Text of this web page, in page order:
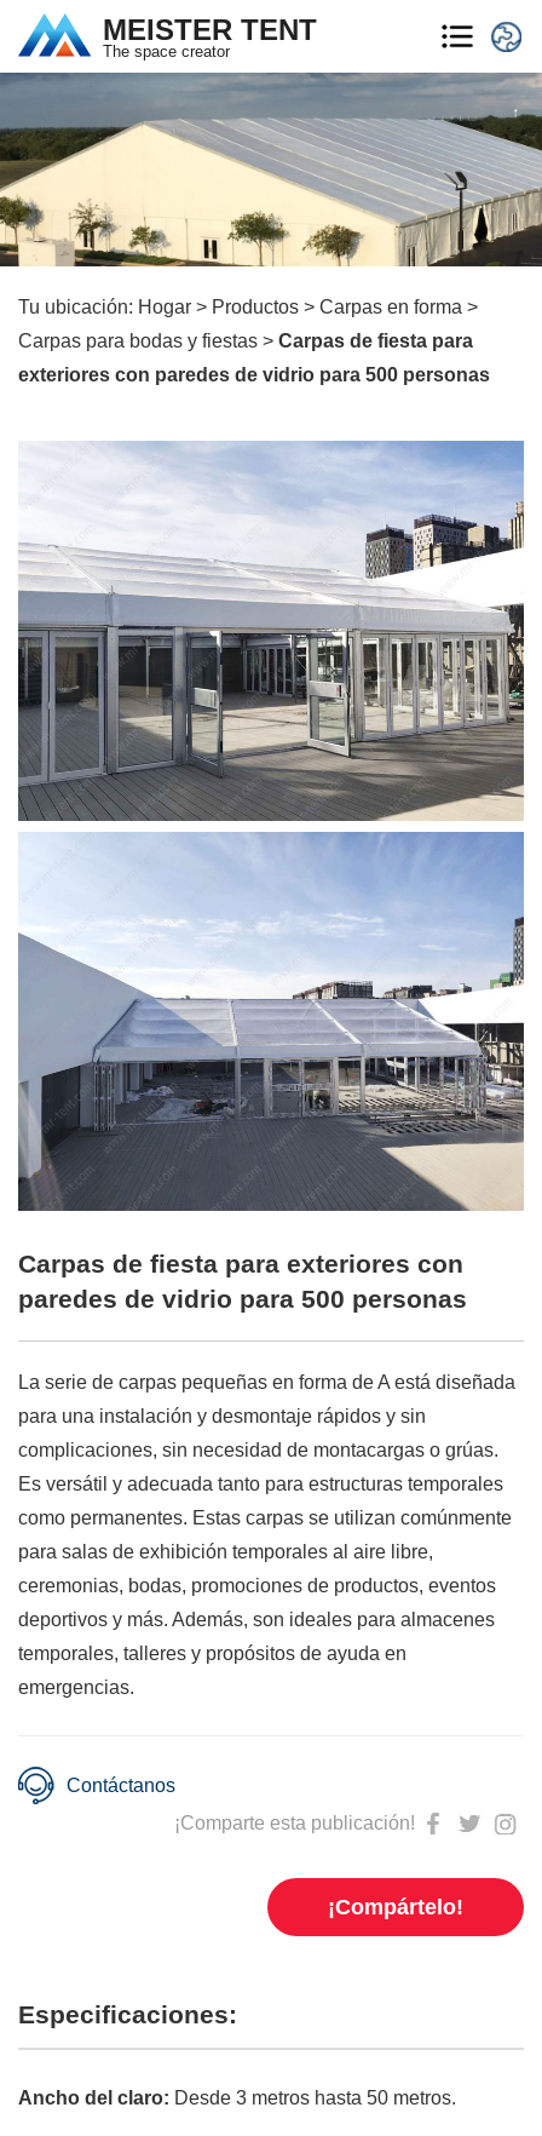
MEISTER TENT
The space creator
Tu ubicación: Hogar > Productos > Carpas en forma >
Carpas para bodas y fiestas > Carpas de fiesta para
exteriores con paredes de vidrio para 500 personas
Carpas de fiesta para exteriores con
paredes de vidrio para 500 personas
La serie de carpas pequeñas en forma de A está diseñada
para una instalación y desmontaje rápidos y sin
complicaciones, sin necesidad de montacargas o grúas.
Es versátil y adecuada tanto para estructuras temporales
como permanentes. Estas carpas se utilizan comúnmente
para salas de exhibición temporales al aire libre,
ceremonias, bodas, promociones de productos, eventos
deportivos y más. Además, son ideales para almacenes
temporales, talleres y propósitos de ayuda en
emergencias.
Contáctanos
¡Comparte esta publicación!
¡Compártelo!
Especificaciones:
Ancho del claro: Desde 3 metros hasta 50 metros.